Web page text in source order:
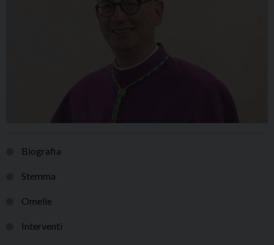
Biografia
Stemma
Omelie
Interventi